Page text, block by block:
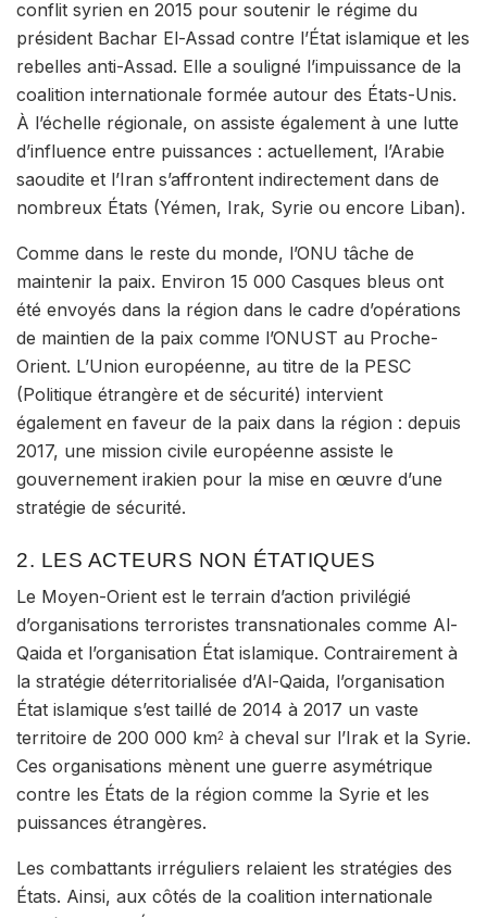
conflit syrien en 2015 pour soutenir le régime du
président Bachar El-Assad contre l’État islamique et les
rebelles anti-Assad. Elle a souligné l’impuissance de la
coalition internationale formée autour des États-Unis.
À l’échelle régionale, on assiste également à une lutte
d’influence entre puissances : actuellement, l’Arabie
saoudite et l’Iran s’affrontent indirectement dans de
nombreux États (Yémen, Irak, Syrie ou encore Liban).
Comme dans le reste du monde, l’ONU tâche de
maintenir la paix. Environ 15 000 Casques bleus ont
été envoyés dans la région dans le cadre d’opérations
de maintien de la paix comme l’ONUST au Proche-
Orient. L’Union européenne, au titre de la PESC
(Politique étrangère et de sécurité) intervient
également en faveur de la paix dans la région : depuis
2017, une mission civile européenne assiste le
gouvernement irakien pour la mise en œuvre d’une
stratégie de sécurité.
2. LES ACTEURS NON ÉTATIQUES
Le Moyen-Orient est le terrain d’action privilégié
d’organisations terroristes transnationales comme Al-
Qaida et l’organisation État islamique. Contrairement à
la stratégie déterritorialisée d’Al-Qaida, l’organisation
État islamique s’est taillé de 2014 à 2017 un vaste
territoire de 200 000 km2 à cheval sur l’Irak et la Syrie.
Ces organisations mènent une guerre asymétrique
contre les États de la région comme la Syrie et les
puissances étrangères.
Les combattants irréguliers relaient les stratégies des
États. Ainsi, aux côtés de la coalition internationale